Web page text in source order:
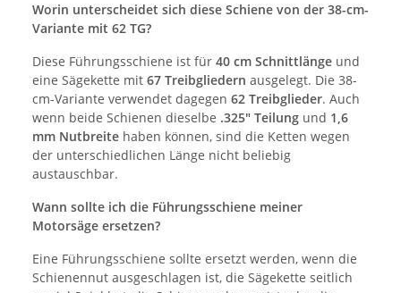
Worin unterscheidet sich diese Schiene von der 38-cm-
Variante mit 62 TG?
Diese Führungsschiene ist für 40 cm Schnittlänge und
eine Sägekette mit 67 Treibgliedern ausgelegt. Die 38-
cm-Variante verwendet dagegen 62 Treibglieder. Auch
wenn beide Schienen dieselbe .325" Teilung und 1,6
mm Nutbreite haben können, sind die Ketten wegen
der unterschiedlichen Länge nicht beliebig
austauschbar.
Wann sollte ich die Führungsschiene meiner
Motorsäge ersetzen?
Eine Führungsschiene sollte ersetzt werden, wenn die
Schienennut ausgeschlagen ist, die Sägekette seitlich